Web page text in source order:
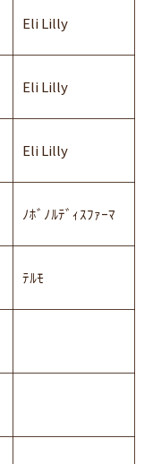
Eli Lilly
Eli Lilly
Eli Lilly
ﾉﾎﾞﾉﾙﾃﾞｨｽﾌｧｰﾏ
ﾃﾙﾓ